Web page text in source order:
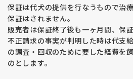
保証は代犬の提供を行なうもので治
保証はされません。
販売者は保証終了後も一ヶ月間、保
不正請求の事実が判明した時は代支
の調査・回収のために要した経費を
のとします。